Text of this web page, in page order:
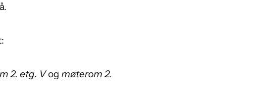
2. etg. Vog møterom 2.